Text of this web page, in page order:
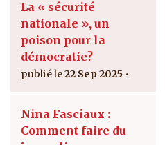
La « sécurité
nationale », un
poison pour la
démocratie?
22 Sep 2025
Nina Fasciaux :
Comment faire du